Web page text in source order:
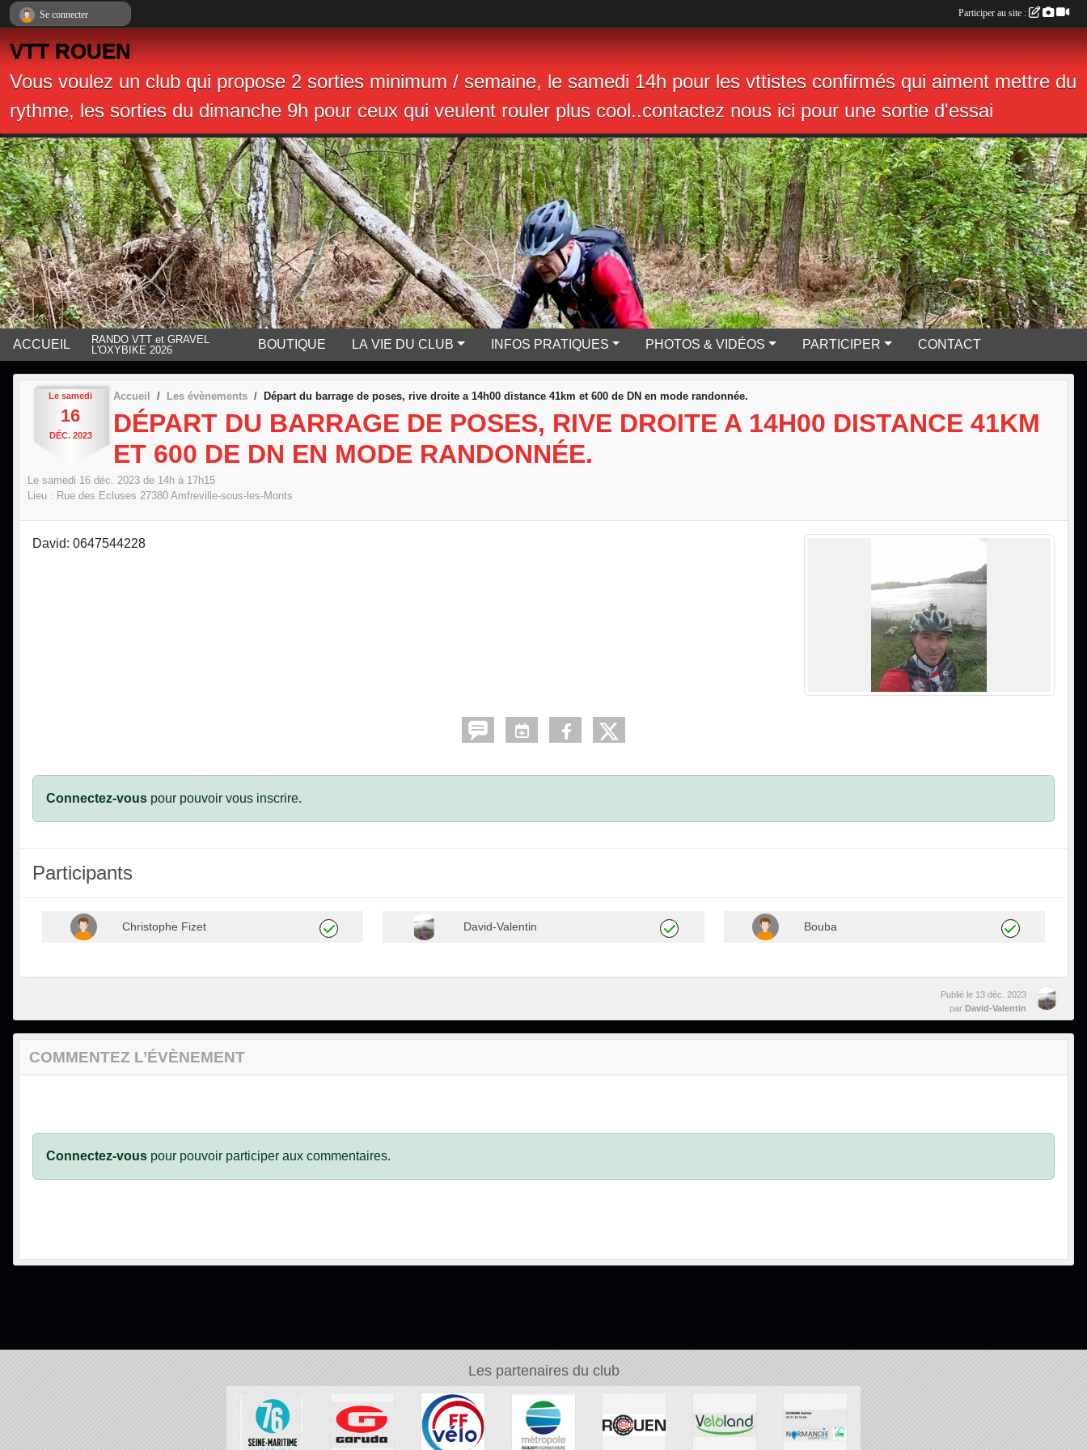
VTT ROUEN
Vous voulez un club qui propose 2 sorties minimum / semaine, le samedi 14h pour les vttistes confirmés qui aiment mettre du
rythme, les sorties du dimanche 9h pour ceux qui veulent rouler plus cool..contactez nous ici pour une sortie d'essai
ACCUEIL
RANDO VTT et GRAVEL
L'OXYBIKE 2026
BOUTIQUE LA VIE DU CLUB INFOS PRATIQUES PHOTOS & VIDÉOS PARTICIPER CONTACT
Le samedi
16
DÉC. 2023
Accueil Les évènements Départ du barrage de poses, rive droite a 14h00 distance 41km et 600 de DN en mode randonnée.
DÉPART DU BARRAGE DE POSES, RIVE DROITE A 14H00 DISTANCE 41KM
ET 600 DE DN EN MODE RANDONNÉE.
Le samedi 16 déc. 2023 de 14h à 17h15
Lieu : Rue des Ecluses 27380 Amfreville-sous-les-Monts
David: 0647544228
Connectez-vous pour pouvoir vous inscrire.
Participants
Christophe Fizet David-Valentin Bouba
Publié le 13 déc. 2023
par David-Valentin
COMMENTEZ L’ÉVÈNEMENT
Connectez-vous pour pouvoir participer aux commentaires.
Les partenaires du club
Se connecter Participer au site :
Panneau de gestion des cookies